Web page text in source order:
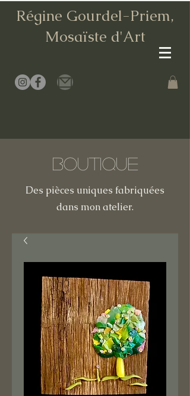
Régine Gourdel-Priem,
Mosaïste d'Art
Boutique
Des pièces uniques fabriquées
dans mon atelier.